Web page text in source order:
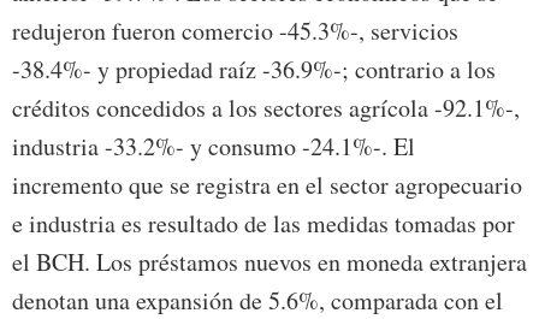
redujeron fueron comercio -45.3%-, servicios
-38.4%- y propiedad raíz -36.9%-; contrario a los
créditos concedidos a los sectores agrícola -92.1%-,
industria -33.2%- y consumo -24.1%-. El
incremento que se registra en el sector agropecuario
e industria es resultado de las medidas tomadas por
el BCH. Los préstamos nuevos en moneda extranjera
denotan una expansión de 5.6%, comparada con el